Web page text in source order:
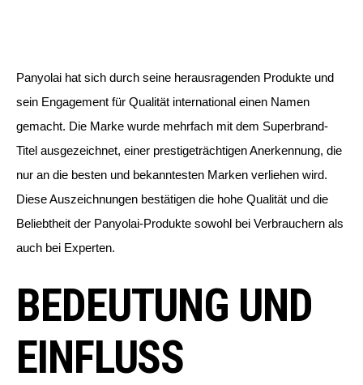
Panyolai hat sich durch seine herausragenden Produkte und
sein Engagement für Qualität international einen Namen
gemacht. Die Marke wurde mehrfach mit dem Superbrand-
Titel ausgezeichnet, einer prestigeträchtigen Anerkennung, die
nur an die besten und bekanntesten Marken verliehen wird.
Diese Auszeichnungen bestätigen die hohe Qualität und die
Beliebtheit der Panyolai-Produkte sowohl bei Verbrauchern als
auch bei Experten.
BEDEUTUNG UND
EINFLUSS